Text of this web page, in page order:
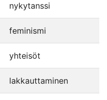
nykytanssi
feminismi
yhteisöt
lakkauttaminen